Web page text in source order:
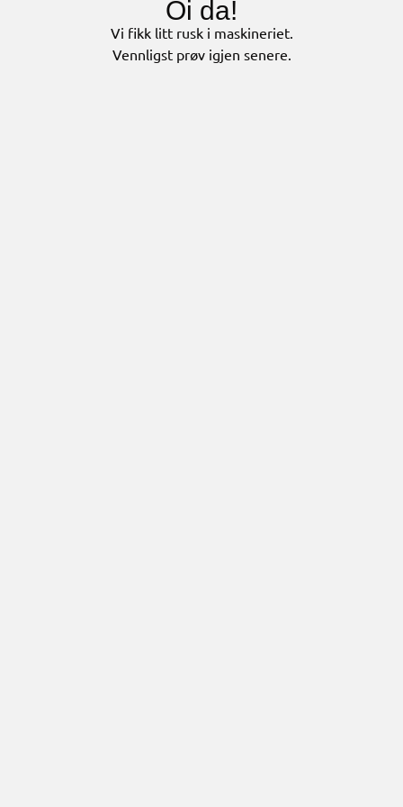
Oi da!
Vi fikk litt rusk i maskineriet.
Vennligst prøv igjen senere.